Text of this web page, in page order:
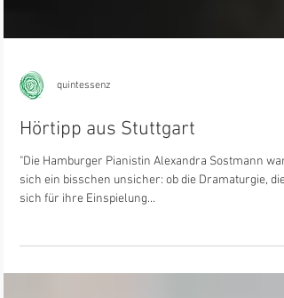
quintessenz
Hörtipp aus Stuttgart
"Die Hamburger Pianistin Alexandra Sostmann war
sich für ihre Einspielung...